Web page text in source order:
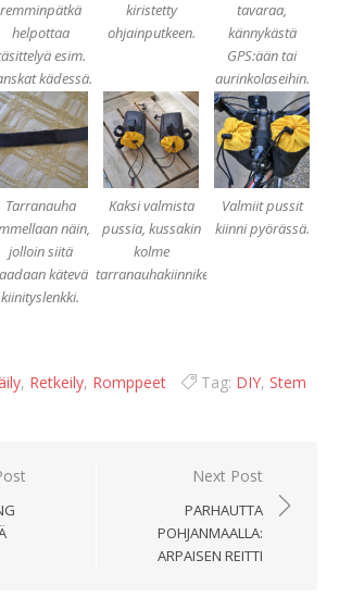
remminpätkä
helpottaa
esim.
kädessä.
kiristetty
ohjainputkeen.
tavaraa,
kännykästä
GPS:ään tai
aurinkolaseihin.
Tarranauha
näin,
jolloin siitä
kätevä
kiinityslenkki.
Kaksi valmista
pussia, kussakin
kolme
tarranauhakiinnikettä.
Valmiit pussit
kiinni pyörässä.
, Retkeily, Romppeet Tag: DIY, Stem
Next Post
PARHAUTTA
POHJANMAALLA:
ARPAISEN REITTI